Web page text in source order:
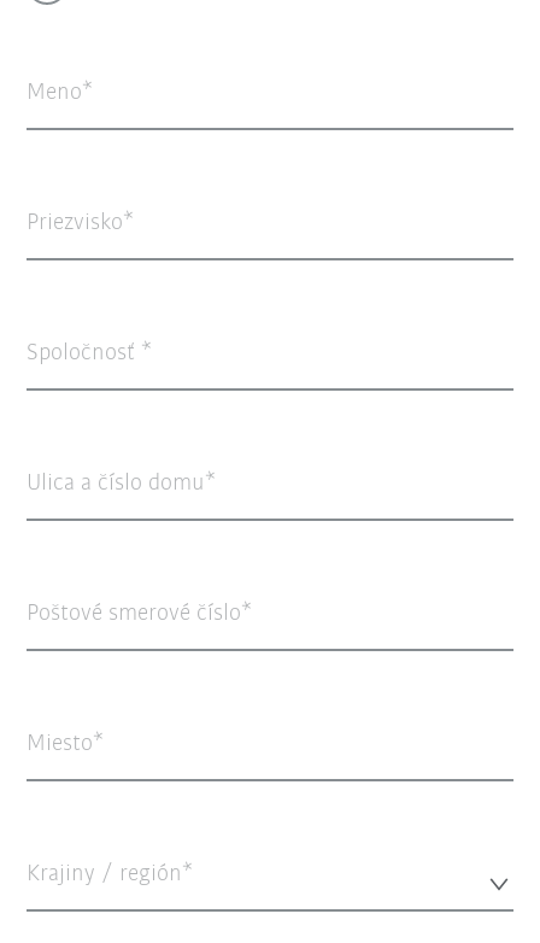
Meno
Priezvisko
Spoločnosť
Ulica a číslo domu
Poštové smerové číslo
Miesto
Krajiny / región*